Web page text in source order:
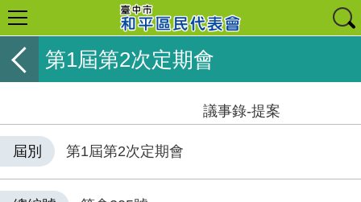
第1屆第2次定期會
議事錄-提案
屆別 第1屆第2次定期會